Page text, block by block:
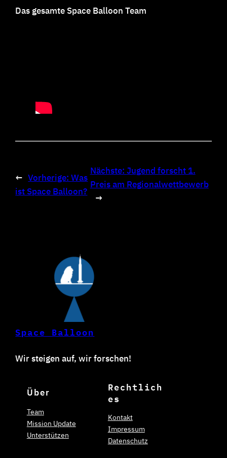
Das gesamte Space Balloon Team
← Vorherige:Was
ist Space Balloon?
Nächste: Jugend forscht 1.
Preis am Regionalwettbewerb
→
Space Balloon
Wir steigen auf, wir forschen!
Über
Team
Mission Update
Unterstützen
Rechtlich
es
Kontakt
Impressum
Datenschutz